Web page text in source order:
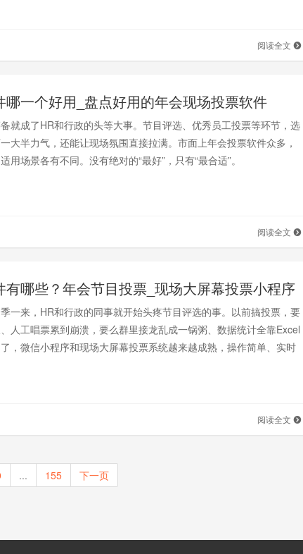
阅读全文
哪一个好用_盘点好用的年会现场投票软件
就成了HR和行政的头等大事。节目评选、优秀员工投票等环节，选
大半力气，还能让现场氛围直接拉满。市面上年会投票软件众多，
用场景各有不同。没有绝对的“最好”，只有“最合适”。
阅读全文
有哪些？年会节目投票_现场大屏幕投票小程序
一来，HR和行政的同事就开始头疼节目评选的事。以前搞投票，要
人工唱票累到崩溃，要么群里接龙乱成一锅粥、数据统计全靠Excel
，微信小程序和现场大屏幕投票系统越来越成熟，操作简单、实时
阅读全文
... 155 下一页